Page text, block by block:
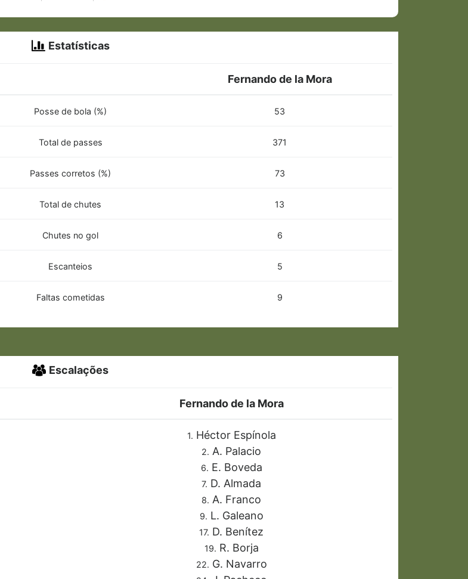
Estatísticas
Fernando de la Mora
Posse de bola (%) 53
Total de passes 371
Passes corretos (%) 73
Total de chutes 13
Chutes no gol 6
Escanteios 5
Faltas cometidas 9
Escalações
Fernando de la Mora
1. Héctor Espínola
2. A. Palacio
6. E. Boveda
7. D. Almada
8. A. Franco
9. L. Galeano
17. D. Benítez
19. R. Borja
22. G. Navarro